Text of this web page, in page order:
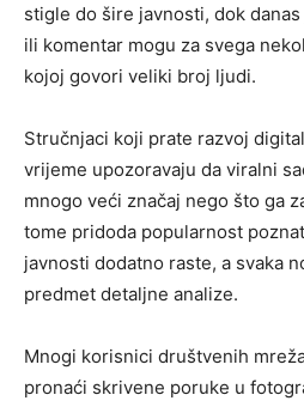
stigle do šire javnosti, dok
ili komentar mogu za svega
kojoj govori veliki broj ljudi.
Stručnjaci koji prate razvoj
vrijeme upozoravaju da viralni
mnogo veći značaj nego što ga
tome pridoda popularnost
javnosti dodatno raste, a svaka
predmet detaljne analize.
Mnogi korisnici društvenih
pronaći skrivene poruke u